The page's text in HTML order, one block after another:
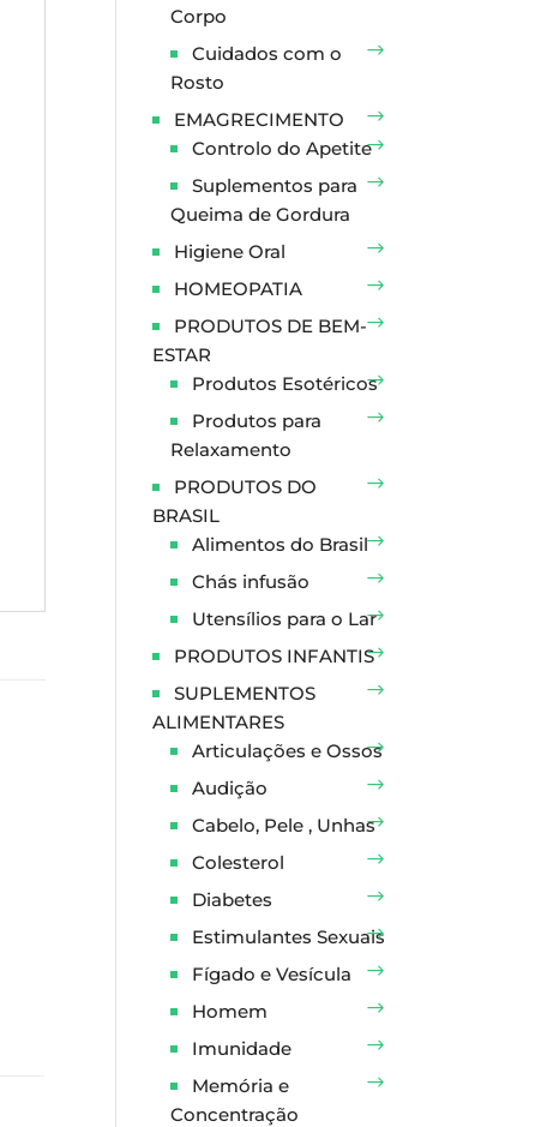
Corpo
Cuidados com o
Rosto
EMAGRECIMENTO
Controlo do Apetite
Suplementos para
Queima de Gordura
Higiene Oral
HOMEOPATIA
PRODUTOS DE BEM-
ESTAR
Produtos Esotéricos
Produtos para
Relaxamento
PRODUTOS DO
BRASIL
Alimentos do Brasil
Chás infusão
Utensílios para o Lar
PRODUTOS INFANTIS
SUPLEMENTOS
ALIMENTARES
Articulações e Ossos
Audição
Cabelo, Pele , Unhas
Colesterol
Diabetes
Estimulantes Sexuais
Fígado e Vesícula
Homem
Imunidade
Memória e
Concentração